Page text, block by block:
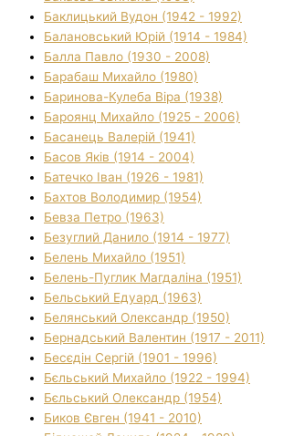
Баклицький Вудон (1942 - 1992)
Балановський Юрій (1914 - 1984)
Балла Павло (1930 - 2008)
Барабаш Михайло (1980)
Баринова-Кулеба Віра (1938)
Бароянц Михайло (1925 - 2006)
Басанець Валерій (1941)
Басов Яків (1914 - 2004)
Батечко Іван (1926 - 1981)
Бахтов Володимир (1954)
Бевза Петро (1963)
Безуглий Данило (1914 - 1977)
Белень Михайло (1951)
Белень-Пуглик Магдаліна (1951)
Бельський Едуард (1963)
Белянський Олександр (1950)
Бернадський Валентин (1917 - 2011)
Бесєдін Сергій (1901 - 1996)
Бєльський Михайло (1922 - 1994)
Бєльський Олександр (1954)
Биков Євген (1941 - 2010)